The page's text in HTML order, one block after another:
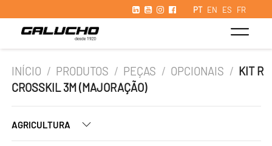
PT EN ES FR
INÍCIO / PRODUTOS / PEÇAS / OPCIONAIS / KIT R
CROSSKIL 3M (MAJORAÇÃO)
AGRICULTURA